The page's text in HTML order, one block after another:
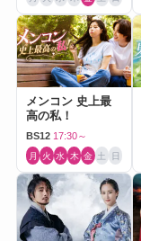
メンコン 史上最
高の私！
BS12 17:30～
月 火 水 木 金 土 日